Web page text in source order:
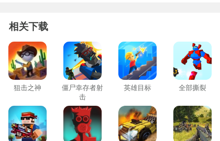
相关下载
狙击之神
僵尸幸存者射
击
英雄目标 全部撕裂